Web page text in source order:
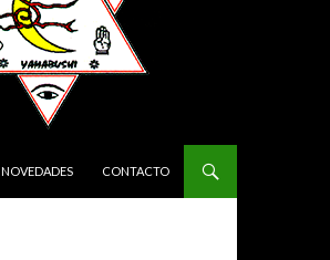
NOVEDADES CONTACTO